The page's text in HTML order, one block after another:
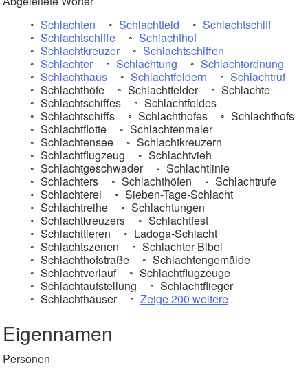
Schlachten
Schlachtfeld
Schlachtschiff
Schlachtschiffe
Schlachthof
Schlachtkreuzer
Schlachtschiffen
Schlachter
Schlachtung
Schlachtordnung
Schlachthaus
Schlachtfeldern
Schlachtruf
Schlachthöfe
Schlachtfelder
Schlachte
Schlachtschiffes
Schlachtfeldes
Schlachtschiffs
Schlachthofes
Schlachthofs
Schlachtflotte
Schlachtenmaler
Schlachtensee
Schlachtkreuzern
Schlachtflugzeug
Schlachtvieh
Schlachtgeschwader
Schlachtlinie
Schlachters
Schlachthöfen
Schlachtrufe
Schlachterei
Sieben-Tage-Schlacht
Schlachtreihe
Schlachtungen
Schlachtkreuzers
Schlachtfest
Schlachttieren
Ladoga-Schlacht
Schlachtszenen
Schlachter-Bibel
Schlachthofstraße
Schlachtengemälde
Schlachtverlauf
Schlachtflugzeuge
Schlachtaufstellung
Schlachtflieger
Schlachthäuser
Zeige 200 weitere
Eigennamen
Personen